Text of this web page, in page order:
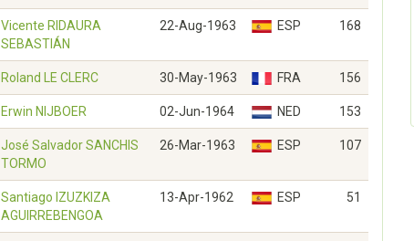
Vicente RIDAURA
SEBASTIÁN
22-Aug-1963 ESP 168
Roland LE CLERC 30-May-1963 FRA 156
Erwin NIJBOER 02-Jun-1964 NED 153
José Salvador SANCHIS
TORMO
26-Mar-1963 ESP 107
Santiago IZUZKIZA
AGUIRREBENGOA
13-Apr-1962 ESP 51